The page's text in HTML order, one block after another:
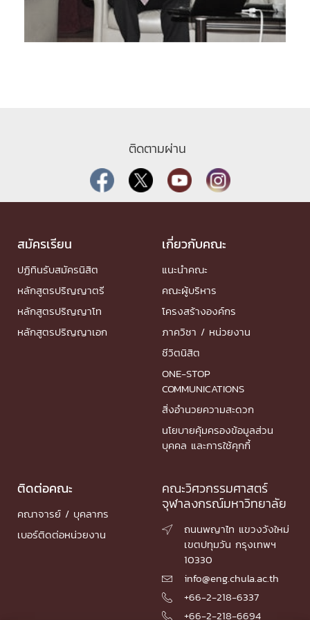
ติดตามผ่าน
สมัครเรียน
ปฏิทินรับสมัครนิสิต
หลักสูตรปริญญาตรี
หลักสูตรปริญญาโท
หลักสูตรปริญญาเอก
เกี่ยวกับคณะ
แนะนำคณะ
คณะผู้บริหาร
โครงสร้างองค์กร
ภาควิชา / หน่วยงาน
ชีวิตนิสิต
ONE-STOP
COMMUNICATIONS
สิ่งอำนวยความสะดวก
นโยบายคุ้มครองข้อมูลส่วน
บุคคล และการใช้คุกกี้
ติดต่อคณะ
คณาจารย์ / บุคลากร
เบอร์ติดต่อหน่วยงาน
คณะวิศวกรรมศาสตร์
จุฬาลงกรณ์มหาวิทยาลัย

ถนนพญาไท แขวงวังใหม่
เขตปทุมวัน กรุงเทพฯ
10330
 info@eng.chula.ac.th
 +66-2-218-6337
 +66-2-218-6694